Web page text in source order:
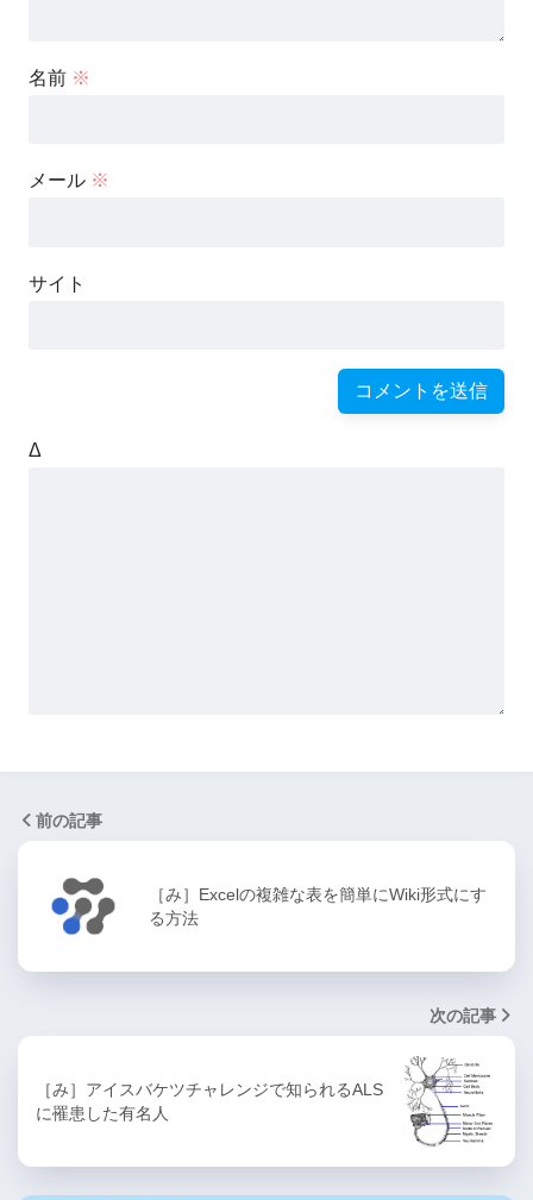
名前 ※
メール ※
サイト
Δ
前の記事
［み］Excelの複雑な表を簡単にWiki形式にす
る方法
次の記事
［み］アイスバケツチャレンジで知られるALS
に罹患した有名人